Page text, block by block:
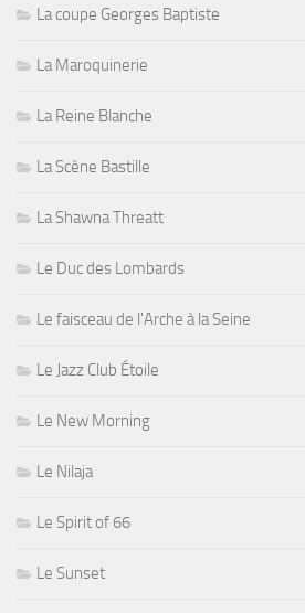
La coupe Georges Baptiste
La Maroquinerie
La Reine Blanche
La Scène Bastille
La Shawna Threatt
Le Duc des Lombards
Le faisceau de l'Arche à la Seine
Le Jazz Club Étoile
Le New Morning
Le Nilaja
Le Spirit of 66
Le Sunset